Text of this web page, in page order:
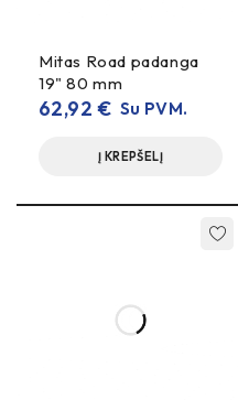
Patikrinkite grandinės
rekomenduojama
(grandinė + galinė
Nustatykite teisingą
Ar tinka 420 grandinei?
Mitas Road padanga
19" 80 mm
62,92€ Su PVM.
Į KREPŠELĮ